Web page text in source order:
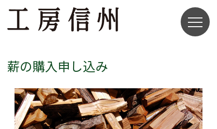
薪の購入申し込み